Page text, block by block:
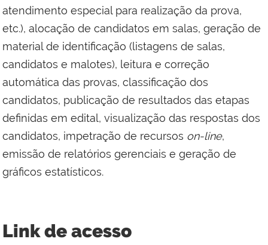
atendimento especial para realização da prova,
etc.), alocação de candidatos em salas, geração de
material de identificação (listagens de salas,
candidatos e malotes), leitura e correção
automática das provas, classificação dos
candidatos, publicação de resultados das etapas
definidas em edital, visualização das respostas dos
candidatos, impetração de recursos on-line,
emissão de relatórios gerenciais e geração de
gráficos estatísticos.
Link de acesso